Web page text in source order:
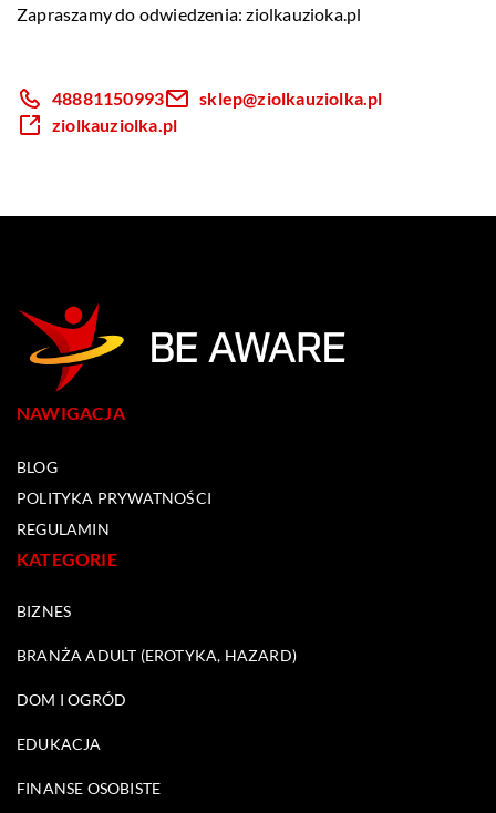
Zapraszamy do odwiedzenia:ziolkauzioka.pl
48881150993
sklep@ziolkauziolka.pl
ziolkauziolka.pl
NAWIGACJA
BLOG
POLITYKA PRYWATNOŚCI
REGULAMIN
KATEGORIE
BIZNES
BRANŻA ADULT (EROTYKA, HAZARD)
DOM I OGRÓD
EDUKACJA
FINANSE OSOBISTE